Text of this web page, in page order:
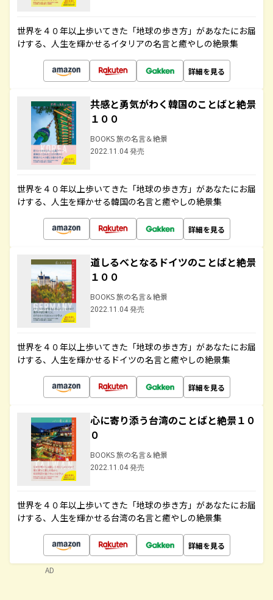
世界を４０年以上歩いてきた「地球の歩き方」があなたにお届
けする、人生を輝かせるイタリアの名言と癒やしの絶景集
詳細を見る
共感と勇気がわく韓国のことばと絶景
１００
BOOKS 旅の名言＆絶景
2022.11.04 発売
世界を４０年以上歩いてきた「地球の歩き方」があなたにお届
けする、人生を輝かせる韓国の名言と癒やしの絶景集
詳細を見る
道しるべとなるドイツのことばと絶景
１００
BOOKS 旅の名言＆絶景
2022.11.04 発売
世界を４０年以上歩いてきた「地球の歩き方」があなたにお届
けする、人生を輝かせるドイツの名言と癒やしの絶景集
詳細を見る
心に寄り添う台湾のことばと絶景１０
０
BOOKS 旅の名言＆絶景
2022.11.04 発売
世界を４０年以上歩いてきた「地球の歩き方」があなたにお届
けする、人生を輝かせる台湾の名言と癒やしの絶景集
詳細を見る
AD